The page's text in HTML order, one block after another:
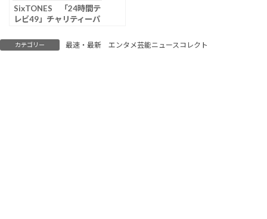
SixTONES 「24時間テ
レビ49」チャリティーパ
「Golden SixTONES」
で水卜麻美アナがサプラ
カテゴリー 最速・最新 エンタメ芸能ニュースコレクト